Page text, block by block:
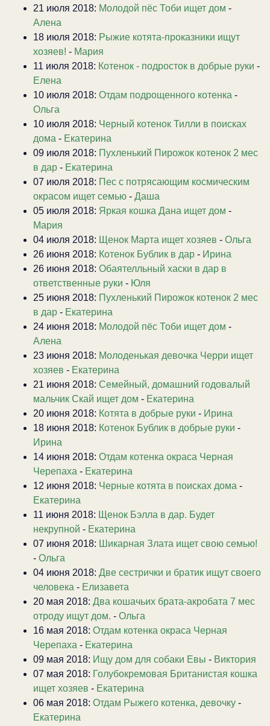
21 июля 2018: Молодой пёс Тоби ищет дом -
Алена
18 июля 2018: Рыжие котята-проказники ищут
хозяев! - Мария
11 июля 2018: Котенок - подросток в добрые руки -
Елена
10 июля 2018: Отдам подрощенного котенка -
Ольга
10 июля 2018: Черный котенок Тилли в поисках
дома - Екатерина
09 июля 2018: Пухленький Пирожок котенок 2 мес
в дар - Екатерина
07 июля 2018: Пес с потрясающим космическим
окрасом ищет семью - Даша
05 июля 2018: Яркая кошка Дана ищет дом -
Мария
04 июля 2018: Щенок Марта ищет хозяев - Ольга
26 июня 2018: Котенок Бублик в дар - Ирина
26 июня 2018: Обаятелльный хаски в дар в
ответственные руки - Юля
25 июня 2018: Пухленький Пирожок котенок 2 мес
в дар - Екатерина
24 июня 2018: Молодой пёс Тоби ищет дом -
Алена
23 июня 2018: Молоденькая девочка Черри ищет
хозяев - Екатерина
21 июня 2018: Семейный, домашний годовалый
мальчик Скай ищет дом - Екатерина
20 июня 2018: Котята в добрые руки - Ирина
18 июня 2018: Котенок Бублик в добрые руки -
Ирина
14 июня 2018: Отдам котенка окраса Черная
Черепаха - Екатерина
12 июня 2018: Черные котята в поисках дома -
Екатерина
11 июня 2018: Щенок Бэлла в дар. Будет
некрупной - Екатерина
07 июня 2018: Шикарная Злата ищет свою семью!
- Ольга
04 июня 2018: Две сестрички и братик ищут своего
человека - Елизавета
20 мая 2018: Два кошачьих брата-акробата 7 мес
отроду ищут дом. - Ольга
16 мая 2018: Отдам котенка окраса Черная
Черепаха - Екатерина
09 мая 2018: Ищу дом для собаки Евы - Виктория
07 мая 2018: Голубокремовая Британистая кошка
ищет хозяев - Екатерина
06 мая 2018: Отдам Рыжего котенка, девочку -
Екатерина